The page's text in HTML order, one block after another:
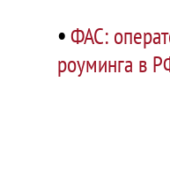
•ФАС:
роуминга в